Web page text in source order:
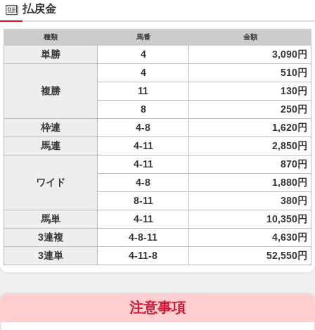
払戻金
種類 馬番 金額
単勝 4 3,090円
複勝
4
510円
11
130円
8
250円
枠連
4-8
1,620円
馬連
4-11 2,850円
ワイド
4-11
870円
4-8
1,880円
8-11
380円
馬単
4-11
10,350円
3連複
4-8-11
4,630円
3連単
4-11-8 52,550円
注意事項